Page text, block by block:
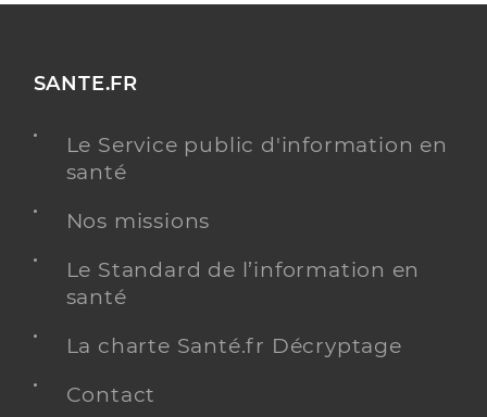
SANTE.FR
Le Service public d'information en
santé
Nos missions
Le Standard de l’information en
santé
La charte Santé.fr Décryptage
Contact